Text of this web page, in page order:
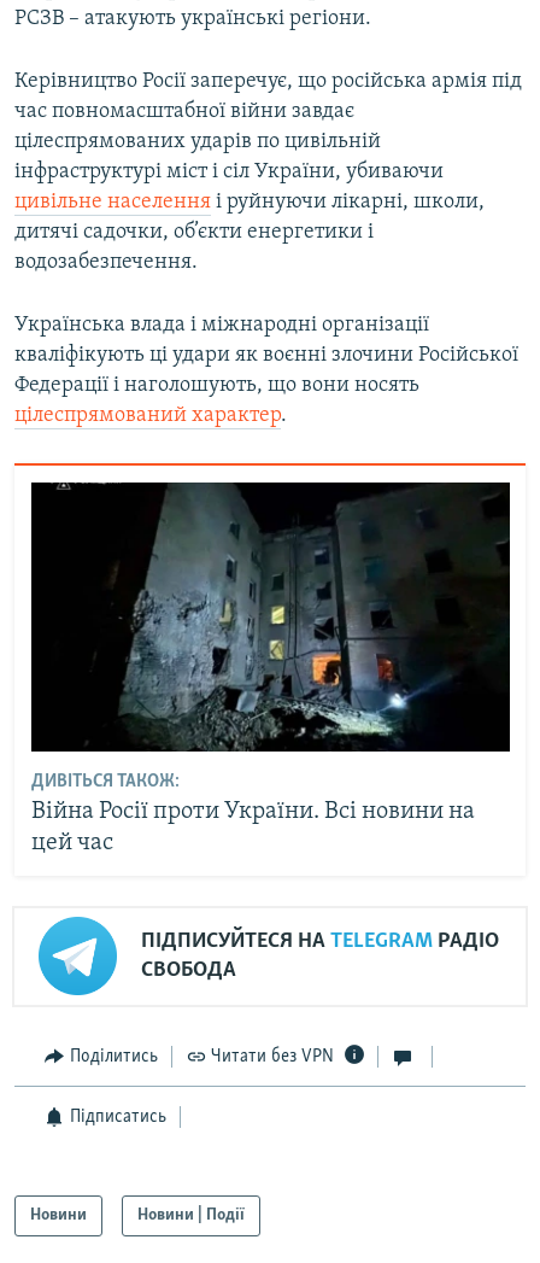
РСЗВ – атакують українські регіони.
Керівництво Росії заперечує, що російська армія під
час повномасштабної війни завдає
цілеспрямованих ударів по цивільній
інфраструктурі міст і сіл України, убиваючи
цивільне населення і руйнуючи лікарні, школи,
дитячі садочки, об’єкти енергетики і
водозабезпечення.
Українська влада і міжнародні організації
кваліфікують ці удари як воєнні злочини Російської
Федерації і наголошують, що вони носять
цілеспрямований характер.
ДИВІТЬСЯ ТАКОЖ:
Війна Росії проти України. Всі новини на
цей час
ПІДПИСУЙТЕСЯ НА TELEGRAM РАДІО
СВОБОДА
Поділитись Читати без VPN
Підписатись
Новини Новини | Події